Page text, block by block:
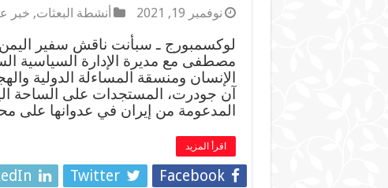
نوفمبر 19, 2021 أنشطة البعثات, خبر
لوكسمبورج ـ سبأنت ناقش سفير
مصطفى مع مديرة الإدارة السياسية
الإنسان ومنسقة المساءلة الدولية
آن جودرت، المستجدات على الساحة
المدعومة من إيران في عدوانها على
اقرأ المزيد
Facebook
Twitter